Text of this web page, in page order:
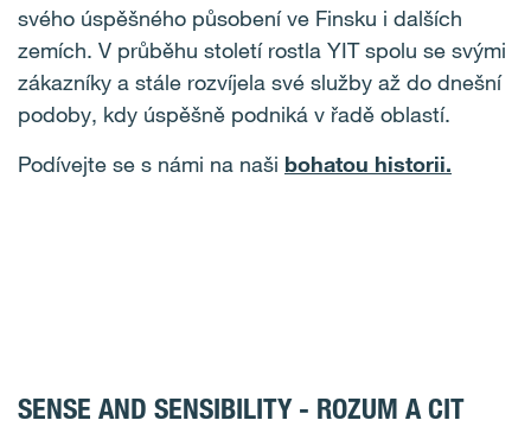
svého úspěšného působení ve Finsku i dalších
zemích. V průběhu století rostla YIT spolu se svými
zákazníky a stále rozvíjela své služby až do dnešní
podoby, kdy úspěšně podniká v řadě oblastí.
Podívejte se s námi na naši bohatou historii.
SENSE AND SENSIBILITY - ROZUM A CIT